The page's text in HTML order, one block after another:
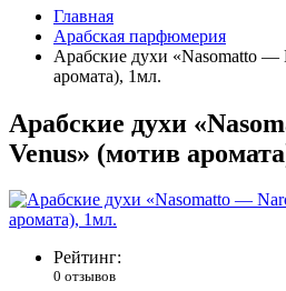
Главная
Арабская парфюмерия
Арабские духи «Nasomatto —
аромата), 1мл.
Арабские духи
Venus» (мотив
Рейтинг:
0 отзывов